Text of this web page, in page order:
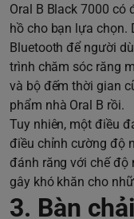
Oral B Black 7000 có
hồ cho bạn lựa chọn.
Bluetooth để người
trình chăm sóc răng
và bộ đếm thời gian
phẩm nhà Oral B rồi.
Tuy nhiên, một điều
điều chỉnh cường độ
đánh răng với chế độ
gây khó khăn cho
3. Bàn